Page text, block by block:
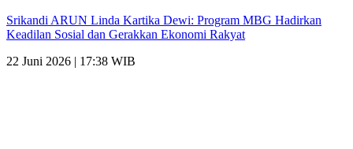
Srikandi ARUN Linda Kartika Dewi: Program MBG Hadirkan
Keadilan Sosial dan Gerakkan Ekonomi Rakyat
22 Juni 2026 | 17:38 WIB